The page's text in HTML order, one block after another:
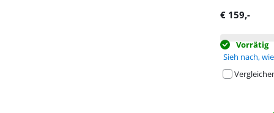
€ 159,-
Vorrätig
Sieh nach,